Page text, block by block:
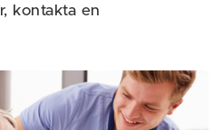
kontakta en